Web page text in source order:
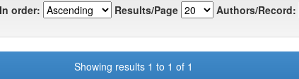
In order: Results/Page Authors/Record:
Showing results 1 to 1 of 1